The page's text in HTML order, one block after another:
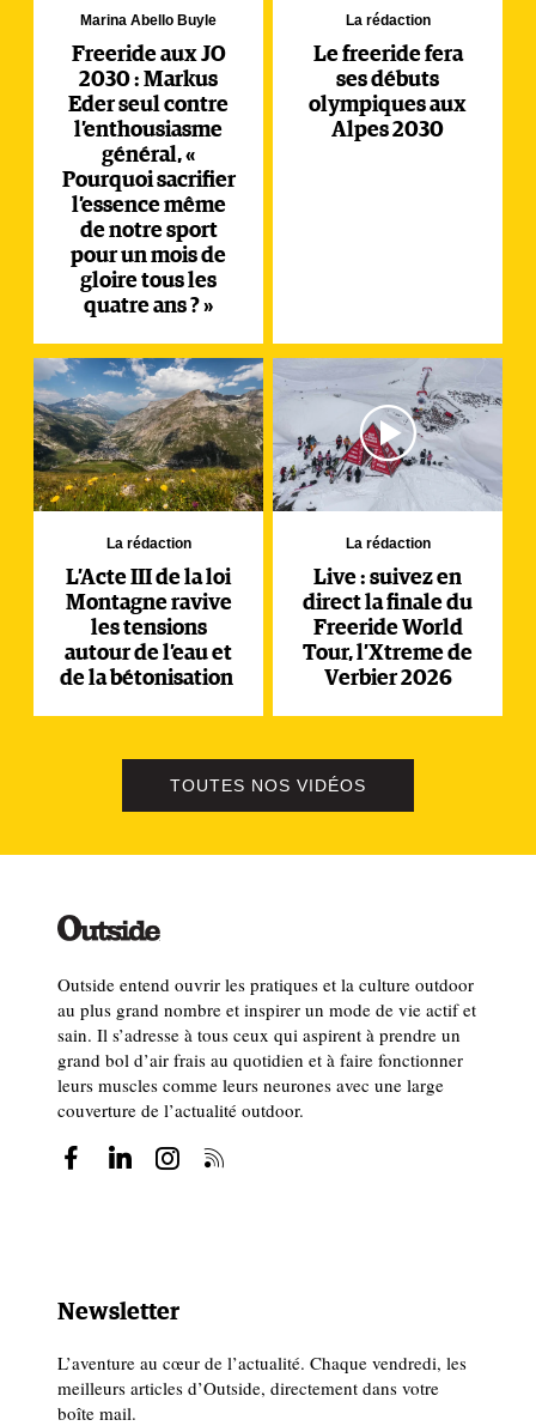
Marina Abello Buyle
Freeride aux JO
2030 : Markus
Eder seul contre
l’enthousiasme
général, «
Pourquoi sacrifier
l’essence même
de notre sport
pour un mois de
gloire tous les
quatre ans ? »
La rédaction
Le freeride fera
ses débuts
olympiques aux
Alpes 2030
La rédaction
L’Acte III de la loi
Montagne ravive
les tensions
autour de l’eau et
de la bétonisation
La rédaction
Live : suivez en
direct la finale du
Freeride World
Tour, l’Xtreme de
Verbier 2026
TOUTES NOS VIDÉOS
Outside entend ouvrir les pratiques et la culture outdoor
au plus grand nombre et inspirer un mode de vie actif et
sain. Il s’adresse à tous ceux qui aspirent à prendre un
grand bol d’air frais au quotidien et à faire fonctionner
leurs muscles comme leurs neurones avec une large
couverture de l’actualité outdoor.
Newsletter
L’aventure au cœur de l’actualité. Chaque vendredi, les
meilleurs articles d’Outside, directement dans votre
boîte mail.